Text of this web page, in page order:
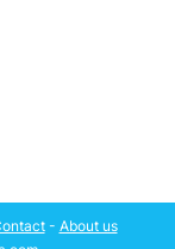
- About us